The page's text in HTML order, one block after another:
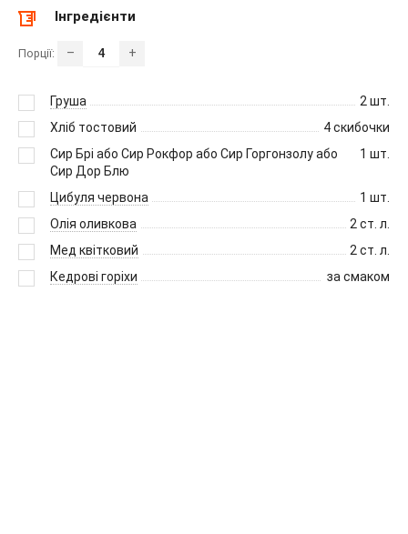
Інгредієнти
Порції: – +
Груша 2шт.
Хліб тостовий
4скибочки
Сир Брі або Сир Рокфор або Сир Горгонзолу або
Сир Дор Блю
1 шт.
Цибуля червона 1 шт.
Олія оливкова
2ст. л.
Мед квітковий
2ст. л.
Кедрові горіхи
за смаком